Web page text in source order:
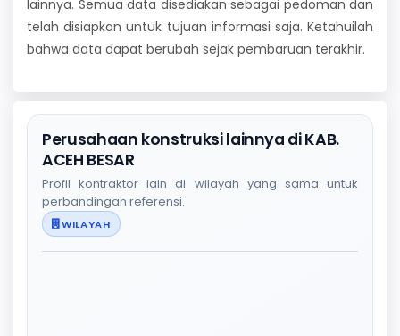
lainnya. Semua data disediakan sebagai pedoman dan
telah disiapkan untuk tujuan informasi saja. Ketahuilah
bahwa data dapat berubah sejak pembaruan terakhir.
Perusahaan konstruksi lainnya di KAB.
ACEH BESAR
Profil kontraktor lain di wilayah yang sama untuk
perbandingan referensi.
WILAYAH